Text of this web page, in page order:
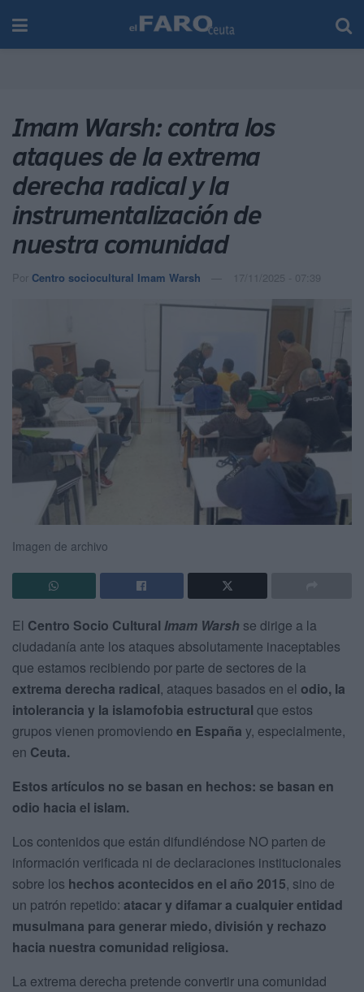
Imam Warsh: contra los
ataques de la extrema
derecha radical y la
instrumentalización de
nuestra comunidad
Por Centro sociocultural Imam Warsh 17/11/2025 - 07:39
Imagen de archivo
El Centro Socio Cultural Imam Warsh se dirige a la
ciudadanía ante los ataques absolutamente inaceptables
que estamos recibiendo por parte de sectores de la
extrema derecha radical, ataques basados en el odio, la
intolerancia y la islamofobia estructural que estos
grupos vienen promoviendo en España y, especialmente,
en Ceuta.
Estos artículos no se basan en hechos: se basan en
odio hacia el islam.
Los contenidos que están difundiéndose NO parten de
información verificada ni de declaraciones institucionales
sobre los hechos acontecidos en el año 2015, sino de
un patrón repetido: atacar y difamar a cualquier entidad
musulmana para generar miedo, división y rechazo
hacia nuestra comunidad religiosa.
La extrema derecha pretende convertir una comunidad